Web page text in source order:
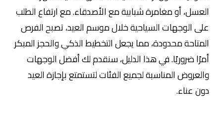
العسل، أو مغامرة شبابية مع الأصدقاء. مع ارتفاع الطلب
على الوجهات السياحية خلال موسم العيد، تصبح الفرص
المتاحة محدودة، مما يجعل التخطيط الذكي والحجز المبكر
أمرًا ضروريًا. في هذا الدليل، سنقدم لك أفضل الوجهات
والعروض المناسبة لجميع الفئات لتستمتع بإجازة العيد
دون عناء.